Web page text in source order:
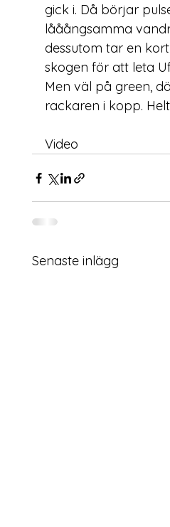
gick i. Då börjar
lååångsamma
dessutom tar en
skogen för att leta
Men väl på green,
rackaren i kopp.
Video
Senaste inlägg